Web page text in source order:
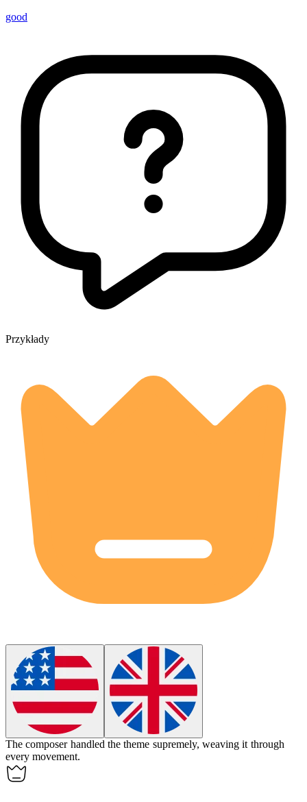
good
Przykłady
The composer handled the theme supremely, weaving it through
every movement.